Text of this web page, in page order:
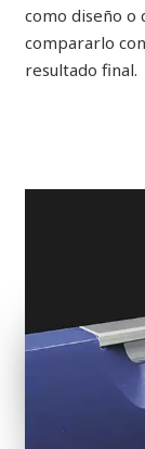
como diseño o
compararlo
resultado final.